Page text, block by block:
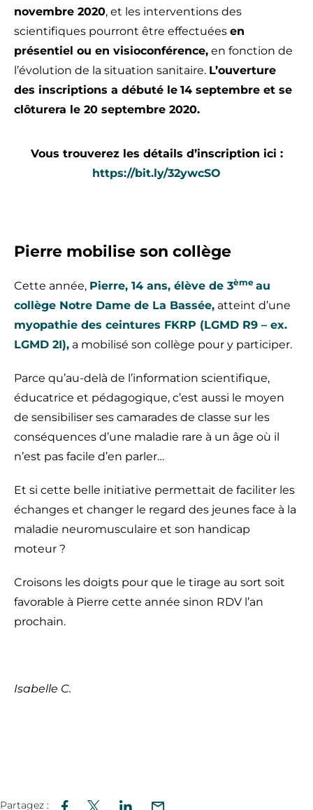
novembre 2020, et les interventions des
scientifiques pourront être effectuées en
présentiel ou en visioconférence, en fonction de
l’évolution de la situation sanitaire. L’ouverture
des inscriptions a débuté le 14 septembre et se
clôturera le 20 septembre 2020.
Vous trouverez les détails d’inscription ici :
https://bit.ly/32ywcSO
Pierre mobilise son collège
Cette année, Pierre, 14 ans, élève de 3ème au
collège Notre Dame de La Bassée, atteint d’une
myopathie des ceintures FKRP (LGMD R9 – ex.
LGMD 2I), a mobilisé son collège pour y participer.
Parce qu’au-delà de l’information scientifique,
éducatrice et pédagogique, c’est aussi le moyen
de sensibiliser ses camarades de classe sur les
conséquences d’une maladie rare à un âge où il
n’est pas facile d’en parler…
Et si cette belle initiative permettait de faciliter les
échanges et changer le regard des jeunes face à la
maladie neuromusculaire et son handicap
moteur ?
Croisons les doigts pour que le tirage au sort soit
favorable à Pierre cette année sinon RDV l’an
prochain.
Isabelle C.
Partagez :